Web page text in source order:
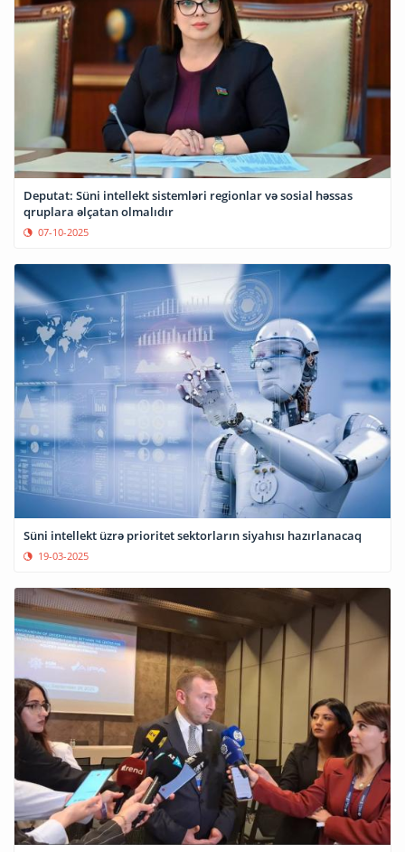
Deputat: Süni intellekt sistemləri regionlar və sosial həssas
qruplara əlçatan olmalıdır
07-10-2025
Süni intellekt üzrə prioritet sektorların siyahısı hazırlanacaq
19-03-2025